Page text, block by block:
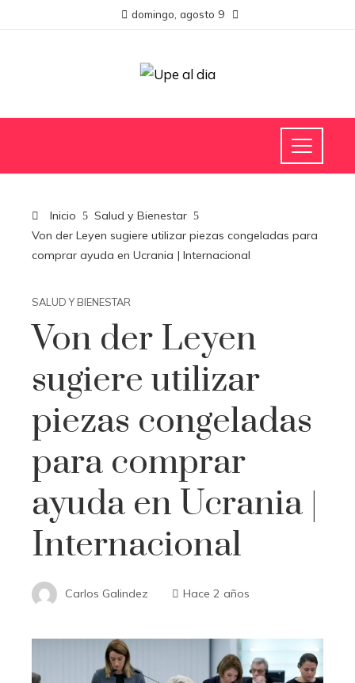
domingo, agosto 9
Inicio
Salud y Bienestar
Von der Leyen sugiere utilizar piezas congeladas para
comprar ayuda en Ucrania | Internacional
SALUD Y BIENESTAR
Von der Leyen
sugiere utilizar
piezas congeladas
para comprar
ayuda en Ucrania |
Internacional
Carlos Galindez Hace 2 años